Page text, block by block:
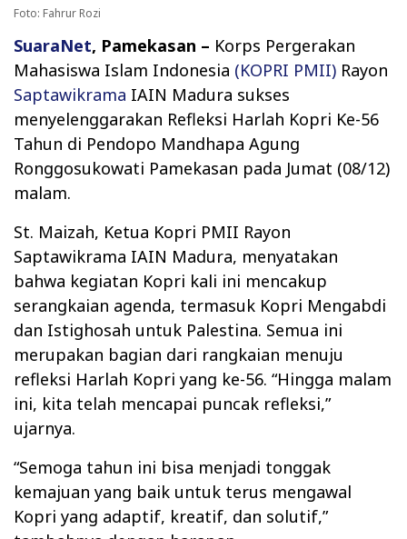
Foto: Fahrur Rozi
SuaraNet, Pamekasan – Korps Pergerakan
Mahasiswa Islam Indonesia (KOPRI PMII) Rayon
Saptawikrama IAIN Madura sukses
menyelenggarakan Refleksi Harlah Kopri Ke-56
Tahun di Pendopo Mandhapa Agung
Ronggosukowati Pamekasan pada Jumat (08/12)
malam.
St. Maizah, Ketua Kopri PMII Rayon
Saptawikrama IAIN Madura, menyatakan
bahwa kegiatan Kopri kali ini mencakup
serangkaian agenda, termasuk Kopri Mengabdi
dan Istighosah untuk Palestina. Semua ini
merupakan bagian dari rangkaian menuju
refleksi Harlah Kopri yang ke-56. “Hingga malam
ini, kita telah mencapai puncak refleksi,”
ujarnya.
“Semoga tahun ini bisa menjadi tonggak
kemajuan yang baik untuk terus mengawal
Kopri yang adaptif, kreatif, dan solutif,”